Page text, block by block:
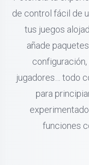
de control fácil de
tus juegos
añade
jugadores… todo
para
funciones